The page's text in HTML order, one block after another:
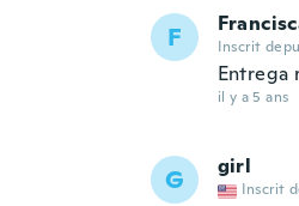
F Inscrit
Entrega
il y a 5 ans
G girl
Inscrit